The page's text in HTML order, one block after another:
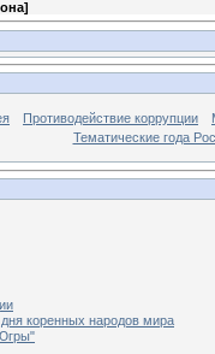
]
Противодействие коррупции
Тематические года
коренных народов мира